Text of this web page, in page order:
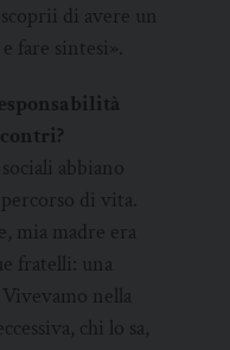
di avere un
fare sintesi».
abbiano
di vita.
mia madre era
fratelli: una
nella
chi lo sa,